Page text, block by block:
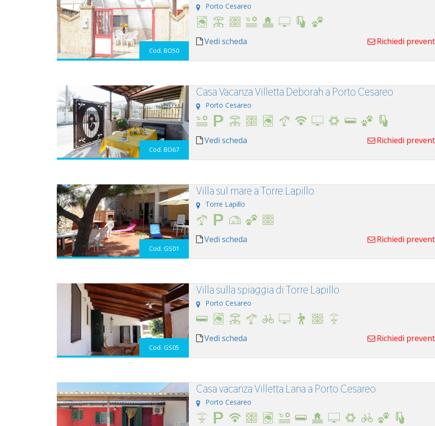
Cod. BO50
Porto Cesareo
Vedi scheda Richiedi
Cod. BO67
Casa Vacanza Villetta Deborah a Porto Cesareo
Porto Cesareo
Vedi scheda Richiedi
Cod. GS01
Villa sul mare a Torre Lapillo
Torre Lapillo
Vedi scheda Richiedi
Cod. GS05
Villa sulla spiaggia di Torre Lapillo
Porto Cesareo
Vedi scheda Richiedi
Casa vacanza Villetta Lana a Porto Cesareo
Porto Cesareo